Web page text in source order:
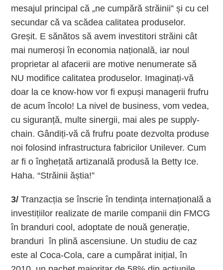
mesajul principal că „ne cumpără străinii” și cu cel
secundar că va scădea calitatea produselor.
Greșit. E sănătos să avem investitori străini cât
mai numeroși în economia națională, iar noul
proprietar al afacerii are motive nenumerate să
NU modifice calitatea produselor. Imaginați-vă
doar la ce know-how vor fi expuși managerii frufru
de acum încolo! La nivel de business, vom vedea,
cu siguranță, multe sinergii, mai ales pe supply-
chain. Gândiți-vă că frufru poate dezvolta produse
noi folosind infrastructura fabricilor Unilever. Cum
ar fi o înghețată artizanală produsă la Betty Ice.
Haha. “Străinii ăștia!”
3/ Tranzacția se înscrie în tendința internațională a
investițiilor realizate de marile companii din FMCG
în branduri cool, adoptate de nouă generație,
branduri în plină ascensiune. Un studiu de caz
este al Coca-Cola, care a cumpărat inițial, în